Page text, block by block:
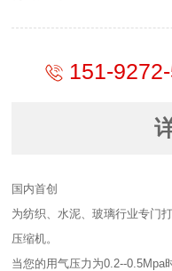
151-
国内首创
为纺织、水泥、玻璃行业专门
压缩机。
当您的用气压力为0.2--0.5Mpa